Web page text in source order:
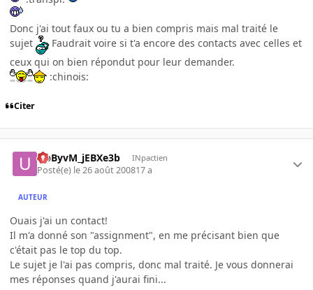
Donc j'ai tout faux ou tu a bien compris mais mal traité le
sujet
Faudrait voire si t'a encore des contacts avec celles et
ceux qui on bien répondut pour leur demander.
:chinois:
Citer
UpByvM_jEBXe3b INpactien
Posté(e) le 26 août 200817 a
AUTEUR
Ouais j'ai un contact!
Il m'a donné son "assignment", en me précisant bien que
c'était pas le top du top.
Le sujet je l'ai pas compris, donc mal traité. Je vous donnerai
mes réponses quand j'aurai fini...